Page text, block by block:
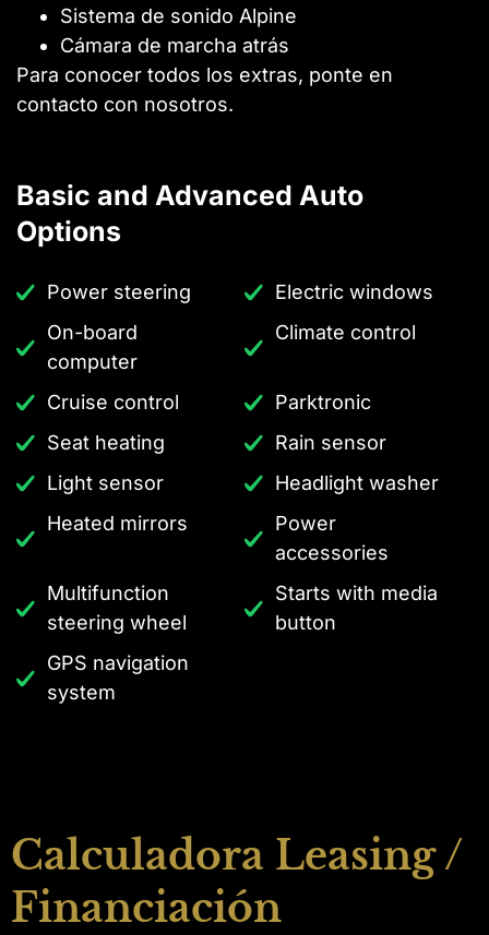
Sistema de sonido Alpine
Cámara de marcha atrás
Para conocer todos los extras, ponte en
contacto con nosotros.
Basic and Advanced Auto
Options
Power steering
Electric windows
On-board
computer
Climate control
Cruise control
Parktronic
Seat heating
Rain sensor
Light sensor
Headlight washer
Heated mirrors
Power
accessories
Multifunction
steering wheel
Starts with media
button
GPS navigation
system
Calculadora Leasing /
Financiación